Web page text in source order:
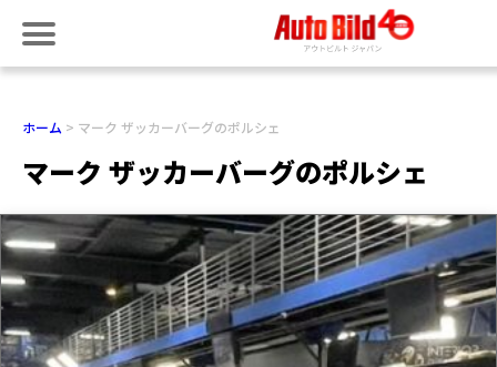
ホーム マーク ザッカーバーグのポルシェ
マーク ザッカーバーグのポルシェ